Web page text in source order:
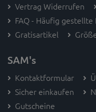
Vertrag Widerrufen
FAQ - Häufig gestellte
Gratisartikel
SAM's
Kontaktformular
Sicher einkaufen
Gutscheine